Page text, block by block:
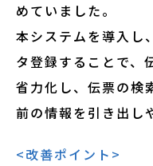
めていました。
本システムを導入し
タ登録することで、
省力化し、伝票の検
前の情報を引き出し
<改善ポイント>